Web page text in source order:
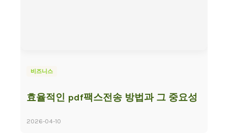
비즈니스
효율적인 pdf팩스전송 방법과 그 중요성
2026-04-10